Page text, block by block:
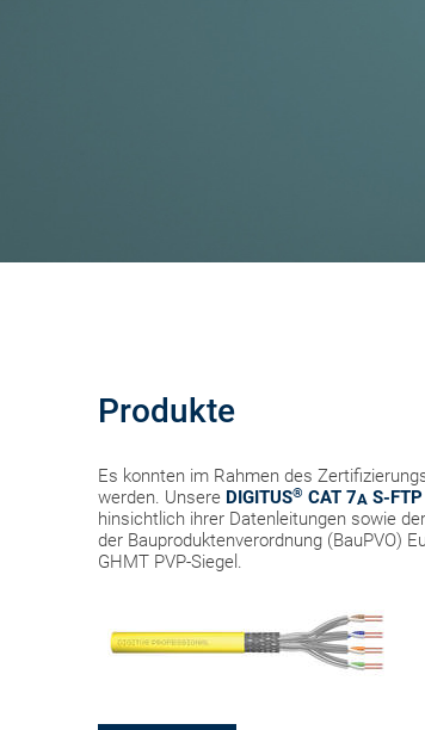
Produkte
Es konnten im Rahmen des
werden. Unsere DIGITUS® CAT 7A S-
hinsichtlich ihrer Datenleitungen sowie
der Bauproduktenverordnung (BauPVO)
GHMT PVP-Siegel.